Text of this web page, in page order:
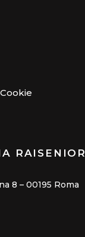
RAISENIOR
8 – 00195 Roma